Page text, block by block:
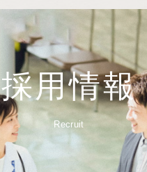
採用情報
Recruit